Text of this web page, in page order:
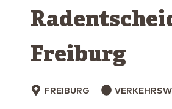
Freiburg
FREIBURG